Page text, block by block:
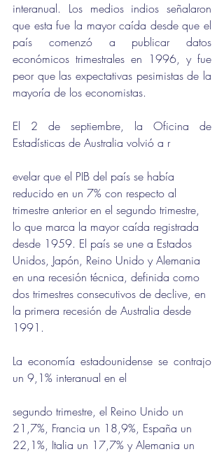
interanual. Los medios indios señalaron
que esta fue la mayor caída desde que el
país comenzó a publicar datos
económicos trimestrales en 1996, y fue
peor que las expectativas pesimistas de la
mayoría de los economistas.
El 2 de septiembre, la Oficina de
Estadísticas de Australia volvió a r
evelar que el PIB del país se había
reducido en un 7% con respecto al
trimestre anterior en el segundo trimestre,
lo que marca la mayor caída registrada
desde 1959. El país se une a Estados
Unidos, Japón, Reino Unido y Alemania
en una recesión técnica, definida como
dos trimestres consecutivos de declive, en
la primera recesión de Australia desde
1991.
La economía estadounidense se contrajo
un 9,1% interanual en el
segundo trimestre, el Reino Unido un
21,7%, Francia un 18,9%, España un
22,1%, Italia un 17,7% y Alemania un